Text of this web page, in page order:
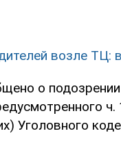
возле ТЦ:
о
Уголовного